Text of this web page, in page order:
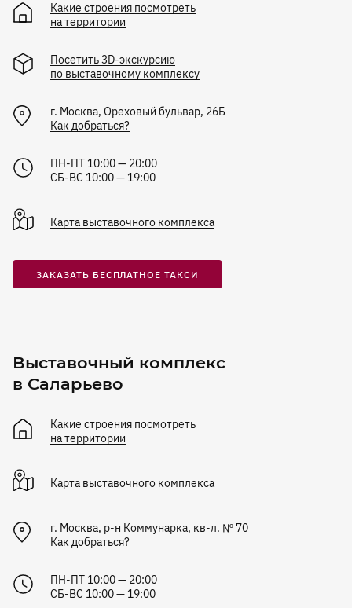
Какие строения посмотреть
на территории
Посетить 3D-экскурсию
по выставочному комплексу
г. Москва, Ореховый бульвар, 26Б
Как добраться?
ПН-ПТ 10:00 — 20:00
СБ-ВС 10:00 — 19:00
Карта выставочного комплекса
ЗАКАЗАТЬ БЕСПЛАТНОЕ ТАКСИ
Выставочный комплекс
в Саларьево
Какие строения посмотреть
на территории
Карта выставочного комплекса
г. Москва, р-н Коммунарка, кв-л. № 70
Как добраться?
ПН-ПТ 10:00 — 20:00
СБ-ВС 10:00 — 19:00